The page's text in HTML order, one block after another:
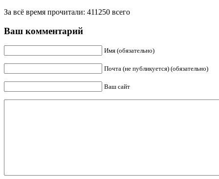
За всё время прочитали: 411250 всего
Ваш комментарий
Имя (обязательно)
Почта (не публикуется) (обязательно)
Ваш сайт